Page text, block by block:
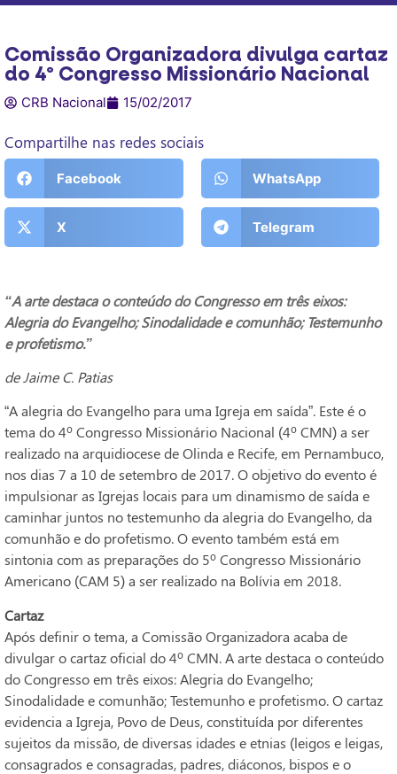
Comissão Organizadora divulga cartaz
do 4º Congresso Missionário Nacional
CRB Nacional 15/02/2017
Compartilhe nas redes sociais
Facebook WhatsApp
X Telegram
“A arte destaca o conteúdo do Congresso em três eixos:
Alegria do Evangelho; Sinodalidade e comunhão; Testemunho
e profetismo.”
de Jaime C. Patias
“A alegria do Evangelho para uma Igreja em saída”. Este é o
tema do 4º Congresso Missionário Nacional (4º CMN) a ser
realizado na arquidiocese de Olinda e Recife, em Pernambuco,
nos dias 7 a 10 de setembro de 2017. O objetivo do evento é
impulsionar as Igrejas locais para um dinamismo de saída e
caminhar juntos no testemunho da alegria do Evangelho, da
comunhão e do profetismo. O evento também está em
sintonia com as preparações do 5º Congresso Missionário
Americano (CAM 5) a ser realizado na Bolívia em 2018.
Cartaz
Após definir o tema, a Comissão Organizadora acaba de
divulgar o cartaz oficial do 4º CMN. A arte destaca o conteúdo
do Congresso em três eixos: Alegria do Evangelho;
Sinodalidade e comunhão; Testemunho e profetismo. O cartaz
evidencia a Igreja, Povo de Deus, constituída por diferentes
sujeitos da missão, de diversas idades e etnias (leigos e leigas,
consagrados e consagradas, padres, diáconos, bispos e o